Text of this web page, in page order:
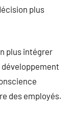
plus
plus intégrer
des employés.